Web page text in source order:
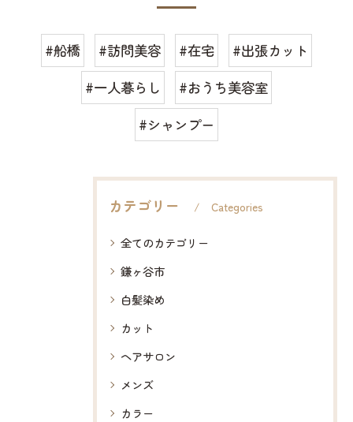
#船橋 #訪問美容 #在宅
#出張カット
#一人暮らし
#おうち美容室
#シャンプー
カテゴリー Categories
全てのカテゴリー
鎌ヶ谷市
白髪染め
カット
ヘアサロン
メンズ
カラー